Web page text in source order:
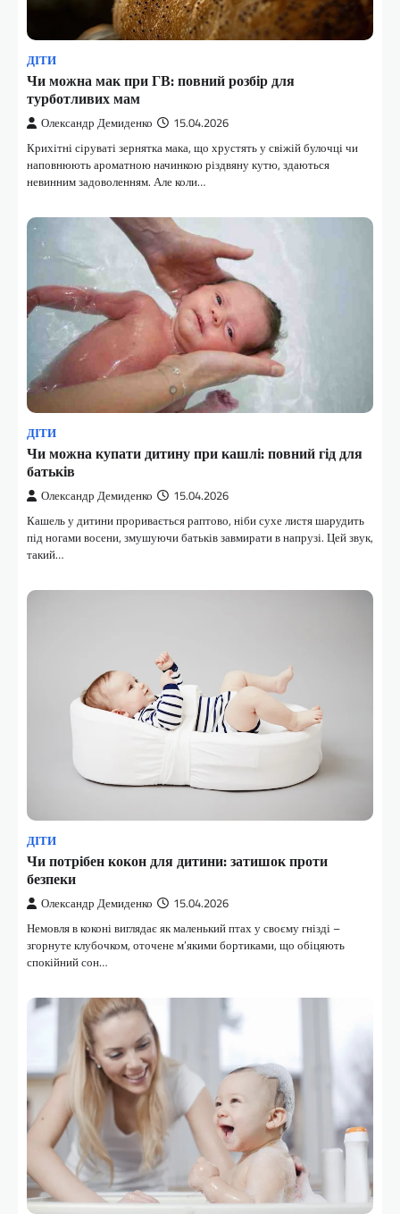
ДІТИ
Чи можна мак при ГВ: повний розбір для
турботливих мам
Олександр Демиденко 15.04.2026
Крихітні сіруваті зернятка мака, що хрустять у свіжій булочці чи
наповнюють ароматною начинкою різдвяну кутю, здаються
невинним задоволенням. Але коли…
ДІТИ
Чи можна купати дитину при кашлі: повний гід для
батьків
Олександр Демиденко 15.04.2026
Кашель у дитини проривається раптово, ніби сухе листя шарудить
під ногами восени, змушуючи батьків завмирати в напрузі. Цей звук,
такий…
ДІТИ
Чи потрібен кокон для дитини: затишок проти
безпеки
Олександр Демиденко 15.04.2026
Немовля в коконі виглядає як маленький птах у своєму гнізді –
згорнуте клубочком, оточене м’якими бортиками, що обіцяють
спокійний сон…